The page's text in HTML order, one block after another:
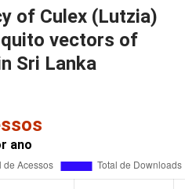
of Culex (Lutzia)
vectors of
Sri Lanka
ano